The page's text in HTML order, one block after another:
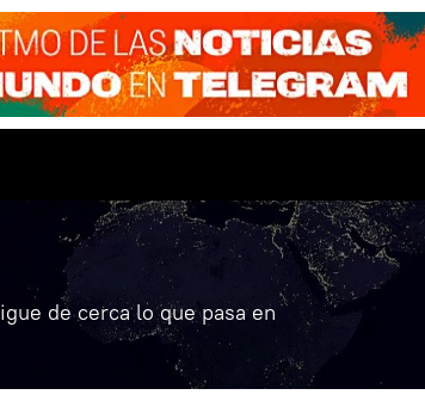
de cerca lo que pasa en